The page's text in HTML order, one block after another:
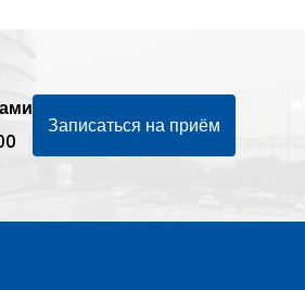
Записаться на приём